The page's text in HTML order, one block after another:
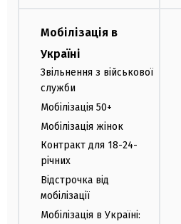
Мобілізація в
Україні
Звільнення з військової
служби
Мобілізація 50+
Мобілізація жінок
Контракт для 18-24-
річних
Відстрочка від
мобілізації
Мобілізація в Україні: